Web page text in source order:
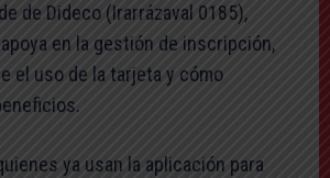
de Dideco (Irarrázaval 0185),
en la gestión de inscripción,
el uso de la tarjeta y cómo
ya usan la aplicación para